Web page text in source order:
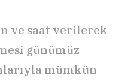
ve saat verilerek
günümüz
mümkün